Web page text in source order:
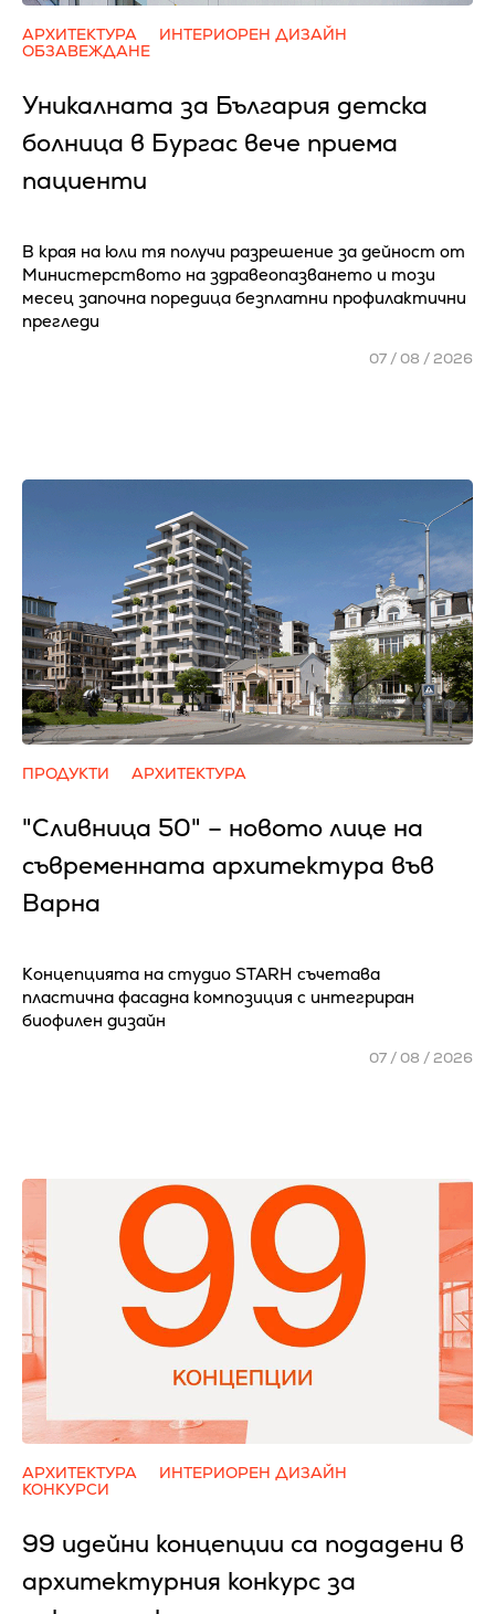
АРХИТЕКТУРА
ИНТЕРИОРЕН ДИЗАЙН
ОБЗАВЕЖДАНЕ
Уникалната за България детска
болница в Бургас вече приема
пациенти
В края на юли тя получи разрешение за дейност от
Министерството на здравеопазването и този
месец започна поредица безплатни профилактични
прегледи
07 / 08 / 2026
ПРОДУКТИ АРХИТЕКТУРА
"Сливница 50" – новото лице на
съвременната архитектура във
Варна
Концепцията на студио STARH съчетава
пластична фасадна композиция с интегриран
биофилен дизайн
07 / 08 / 2026
АРХИТЕКТУРА
ИНТЕРИОРЕН ДИЗАЙН
КОНКУРСИ
99 идейни концепции са подадени в
архитектурния конкурс за